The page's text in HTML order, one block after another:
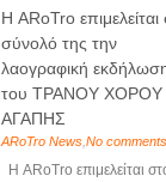
Η ARoTro επιμελείται
σύνολό της την
λαογραφική
του ΤΡΑΝΟΥ ΧΟΡΟΥ
ΑΓΑΠΗΣ
ARoTro News No
Η ARoTro επιμελείται